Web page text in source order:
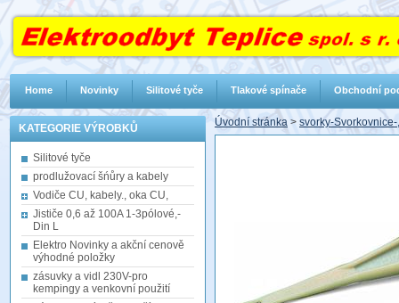
KATEGORIE VÝROBKŮ
Silitové tyče
prodlužovací šńůry a kabely
Vodiče CU, kabely., oka CU,
Jističe 0,6 až 100A 1-3pólové,-
Din L
Elektro Novinky a akční cenově
výhodné položky
zásuvky a vidl 230V-pro
kempingy a venkovní použití
Úvodní stránka > svorky-
Home Novinky Silitové tyče Tlakové spínače Obchodní